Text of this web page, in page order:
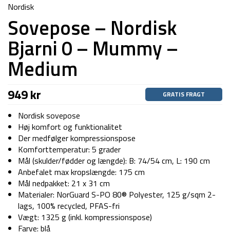
Nordisk
Sovepose – Nordisk
Bjarni 0 – Mummy –
Medium
949kr GRATIS FRAGT
Nordisk sovepose
Høj komfort og funktionalitet
Der medfølger kompressionspose
Komforttemperatur: 5 grader
Mål (skulder/fødder og længde): B: 74/54 cm, L: 190 cm
Anbefalet max kropslængde: 175 cm
Mål nedpakket: 21 x 31 cm
Materialer: NorGuard S-PO 80® Polyester, 125 g/sqm 2-
lags, 100% recycled, PFAS-fri
Vægt: 1325 g (inkl. kompressionspose)
Farve: blå